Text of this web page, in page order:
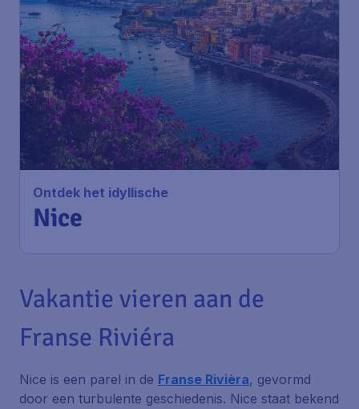
Ontdek het idyllische
Nice
Vakantie vieren aan de
Franse Riviéra
Nice is een parel in de Franse Rivièra, gevormd
door een turbulente geschiedenis. Nice staat bekend